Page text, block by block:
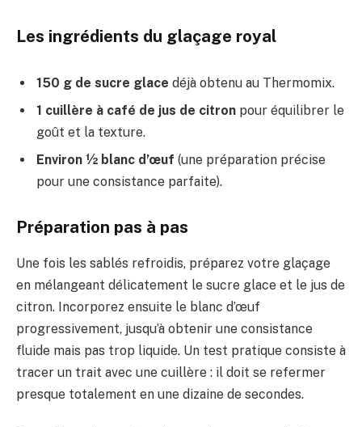
Les ingrédients du glaçage royal
150 g de sucre glace déjà obtenu au Thermomix.
1 cuillère à café de jus de citron pour équilibrer le
goût et la texture.
Environ ½ blanc d’œuf (une préparation précise
pour une consistance parfaite).
Préparation pas à pas
Une fois les sablés refroidis, préparez votre glaçage
en mélangeant délicatement le sucre glace et le jus de
citron. Incorporez ensuite le blanc d’œuf
progressivement, jusqu’à obtenir une consistance
fluide mais pas trop liquide. Un test pratique consiste à
tracer un trait avec une cuillère : il doit se refermer
presque totalement en une dizaine de secondes.